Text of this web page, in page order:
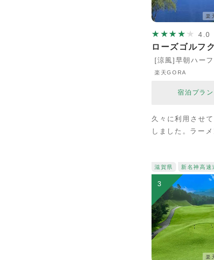
楽
4.0
ローズゴルフ
[涼風]早朝ハー
楽天GORA
宿泊プラン
久々に利用させ
しました。ラー
滋賀県 新名神高速
3
楽